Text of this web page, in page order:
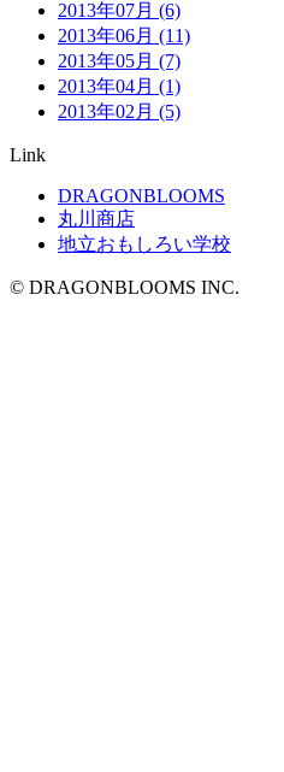
2013年07月 (6)
2013年06月 (11)
2013年05月 (7)
2013年04月 (1)
2013年02月 (5)
Link
DRAGONBLOOMS
丸川商店
地立おもしろい学校
© DRAGONBLOOMS INC.